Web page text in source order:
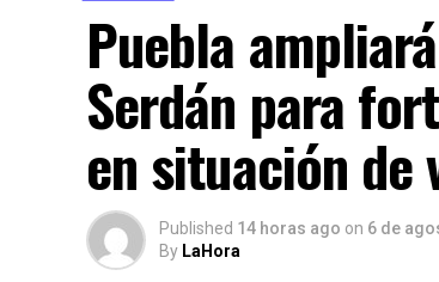
prolongados en los que
Además, invitó a aprovechar
(GPS), aplicaciones de rastreo
y recuperación de las unidades
Con estas acciones, el
trabaja de manera
de la capital.
Puebla
Serdán para
en situación de
Published 14 horas ago on 6 de
By LaHora